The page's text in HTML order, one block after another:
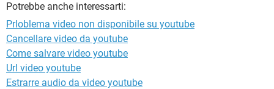
Potrebbe anche interessarti:
Prloblema video non disponibile su youtube
Cancellare video da youtube
Come salvare video youtube
Url video youtube
Estrarre audio da video youtube